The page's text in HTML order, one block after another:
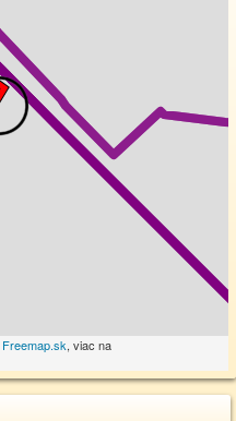
Freemap.sk, viac na